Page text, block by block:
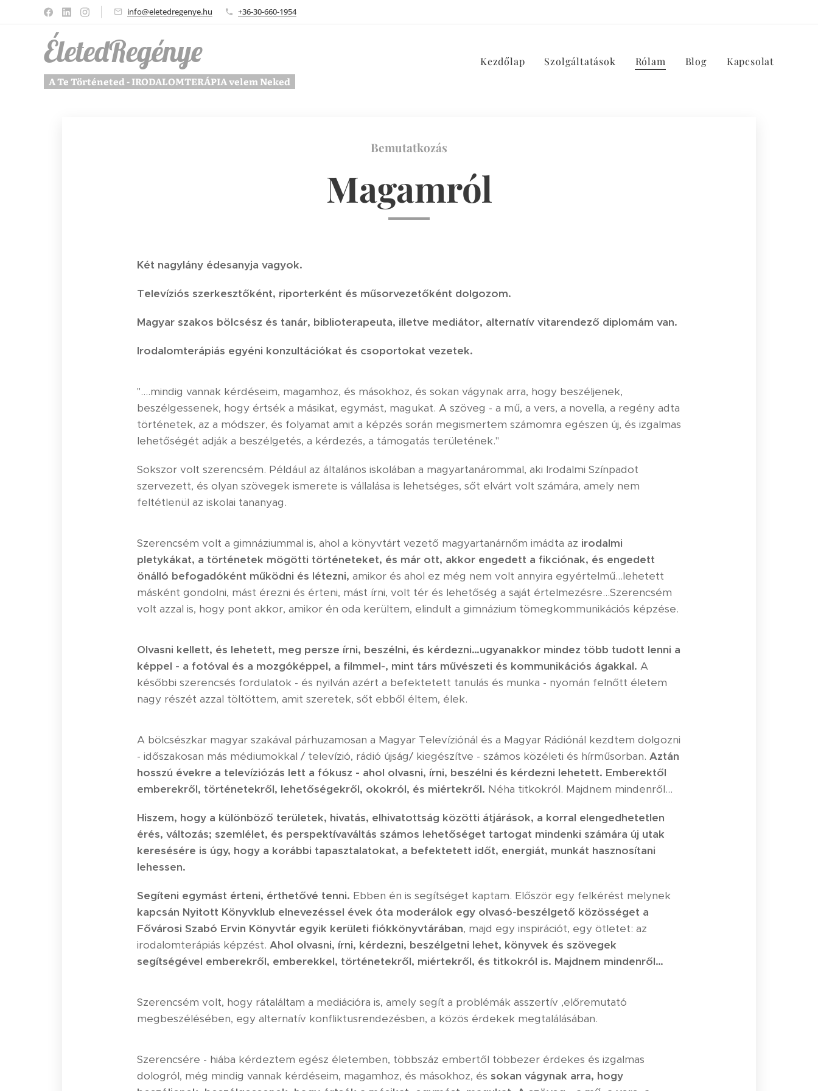
info@eletedregenye.hu +36-30-660-1954
ÉletedRegénye
A Te Történeted - IRODALOMTERÁPIA velem Neked
Kezdőlap Szolgáltatások Rólam Blog Kapcsolat
Bemutatkozás
Magamról
Két nagylány édesanyja vagyok.
Televíziós szerkesztőként, riporterként és műsorvezetőként dolgozom.
Magyar szakos bölcsész és tanár, biblioterapeuta, illetve mediátor, alternatív vitarendező diplomám van.
Irodalomterápiás egyéni konzultációkat és csoportokat vezetek.
"….mindig vannak kérdéseim, magamhoz, és másokhoz, és sokan vágynak arra, hogy beszéljenek,
beszélgessenek, hogy értsék a másikat, egymást, magukat. A szöveg - a mű, a vers, a novella, a regény adta
történetek, az a módszer, és folyamat amit a képzés során megismertem számomra egészen új, és izgalmas
lehetőségét adják a beszélgetés, a kérdezés, a támogatás területének."
Sokszor volt szerencsém. Például az általános iskolában a magyartanárommal, aki Irodalmi Színpadot
szervezett, és olyan szövegek ismerete is vállalása is lehetséges, sőt elvárt volt számára, amely nem
feltétlenül az iskolai tananyag.
Szerencsém volt a gimnáziummal is, ahol a könyvtárt vezető magyartanárnőm imádta az irodalmi
pletykákat, a történetek mögötti történeteket, és már ott, akkor engedett a fikciónak, és engedett
önálló befogadóként működni és létezni, amikor és ahol ez még nem volt annyira egyértelmű…lehetett
másként gondolni, mást érezni és érteni, mást írni, volt tér és lehetőség a saját értelmezésre…Szerencsém
volt azzal is, hogy pont akkor, amikor én oda kerültem, elindult a gimnázium tömegkommunikációs képzése.
Olvasni kellett, és lehetett, meg persze írni, beszélni, és kérdezni…ugyanakkor mindez több tudott lenni a
képpel - a fotóval és a mozgóképpel, a filmmel-, mint társ művészeti és kommunikációs ágakkal. A
későbbi szerencsés fordulatok - és nyilván azért a befektetett tanulás és munka - nyomán felnőtt életem
nagy részét azzal töltöttem, amit szeretek, sőt ebből éltem, élek.
A bölcsészkar magyar szakával párhuzamosan a Magyar Televíziónál és a Magyar Rádiónál kezdtem dolgozni
- időszakosan más médiumokkal / televízió, rádió újság/ kiegészítve - számos közéleti és hírműsorban. Aztán
hosszú évekre a televíziózás lett a fókusz - ahol olvasni, írni, beszélni és kérdezni lehetett. Emberektől
emberekről, történetekről, lehetőségekről, okokról, és miértekről. Néha titkokról. Majdnem mindenről…
Hiszem, hogy a különböző területek, hivatás, elhivatottság közötti átjárások, a korral elengedhetetlen
érés, változás; szemlélet, és perspektívaváltás számos lehetőséget tartogat mindenki számára új utak
keresésére is úgy, hogy a korábbi tapasztalatokat, a befektetett időt, energiát, munkát hasznosítani
lehessen.
Segíteni egymást érteni, érthetővé tenni. Ebben én is segítséget kaptam. Először egy felkérést melynek
kapcsán Nyitott Könyvklub elnevezéssel évek óta moderálok egy olvasó-beszélgető közösséget a
Fővárosi Szabó Ervin Könyvtár egyik kerületi fiókkönyvtárában, majd egy inspirációt, egy ötletet: az
irodalomterápiás képzést. Ahol olvasni, írni, kérdezni, beszélgetni lehet, könyvek és szövegek
segítségével emberekről, emberekkel, történetekről, miértekről, és titkokról is. Majdnem mindenről…
Szerencsém volt, hogy rátaláltam a mediációra is, amely segít a problémák asszertív ,előremutató
megbeszélésében, egy alternatív konfliktusrendezésben, a közös érdekek megtalálásában.
Szerencsére - hiába kérdeztem egész életemben, többszáz embertől többezer érdekes és izgalmas
dologról, még mindig vannak kérdéseim, magamhoz, és másokhoz, és sokan vágynak arra, hogy